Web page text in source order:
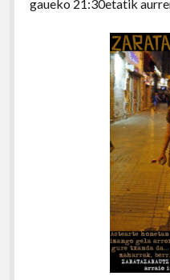
gaueko 21:30etatik